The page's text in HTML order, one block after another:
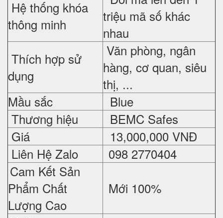
Hệ thống khóa
thông minh
triệu mã số khác
nhau
Thích hợp sử
dụng
Văn phòng, ngân
hàng, cơ quan, siêu
thị, ...
Mầu sắc
Blue
Thương hiệu
BEMC Safes
Giá
13,000,000 VNĐ
Liên Hệ Zalo
098 2770404
Cam Kết Sản
Phẩm Chất
Lượng Cao
Mới 100%